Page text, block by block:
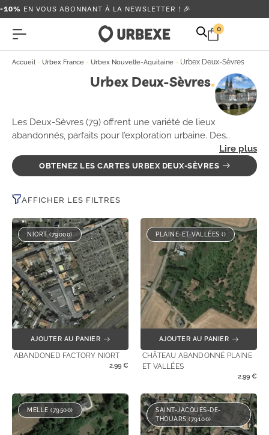
-10% EN VOUS ABONNANT À LA NEWSLETTER ! 🎉
0
Accueil - Urbex France - Urbex Nouvelle-Aquitaine - Urbex Deux-Sèvres
Urbex Deux-Sèvres
Les Deux-Sèvres (79) offrent une variété de lieux
abandonnés, parfaits pour l’exploration urbaine. Des
châteaux en ruine aux écoles désaffectées, chaque site
vous plonge dans un passé oublié. Les amateurs d’urbex
seront captivés par ces décors intrigants où le temps
mystère et d’histoire, tout en respectant l’environnement
OBTENEZ LES CARTES URBEX DEUX-SÈVRES
AFFICHER LES FILTRES
NIORT (79000)
AJOUTER AU PANIER
ABANDONED FACTORY NIORT
2,99 €
PLAINE-ET-VALLÉES ()
AJOUTER AU PANIER
CHÂTEAU ABANDONNÉ PLAINE
ET VALLÉES
2,99 €
MELLE (79500)
SAINT-JACQUES-DE-
THOUARS (79100)